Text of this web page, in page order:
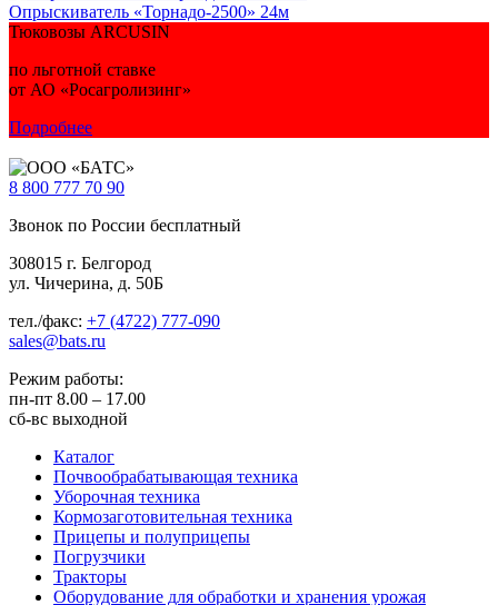
Опрыскиватель «Торнадо-2500» 24м
Тюковозы ARCUSIN
по льготной ставке
от АО «Росагролизинг»
Подробнее
8 800 777 70 90
Звонок по России бесплатный
308015 г. Белгород
ул. Чичерина, д. 50Б
тел./факс: +7 (4722) 777-090
sales@bats.ru
Режим работы:
пн-пт 8.00 – 17.00
сб-вс выходной
Каталог
Почвообрабатывающая техника
Уборочная техника
Кормозаготовительная техника
Прицепы и полуприцепы
Погрузчики
Тракторы
Оборудование для обработки и хранения урожая